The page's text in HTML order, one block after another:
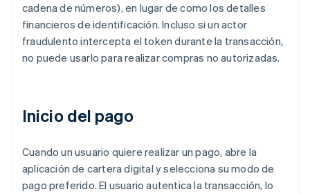
cadena de números), en lugar de como los detalles
financieros de identificación. Incluso si un actor
fraudulento intercepta el token durante la transacción,
no puede usarlo para realizar compras no autorizadas.
Inicio del pago
Cuando un usuario quiere realizar un pago, abre la
aplicación de cartera digital y selecciona su modo de
pago preferido. El usuario autentica la transacción, lo